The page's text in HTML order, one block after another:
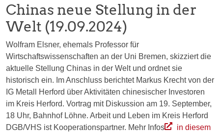
Chinas neue Stellung in der
Welt (19.09.2024)
Wolfram Elsner, ehemals Professor für
Wirtschaftswissenschaften an der Uni Bremen, skizziert die
aktuelle Stellung Chinas in der Welt und ordnet sie
historisch ein. Im Anschluss berichtet Markus Krecht von der
IG Metall Herford über Aktivitäten chinesischer Investoren
im Kreis Herford. Vortrag mit Diskussion am 19. September,
18 Uhr, Bahnhof Löhne. Arbeit und Leben im Kreis Herford
DGB/VHS ist Kooperationspartner. Mehr Infos
in diesem